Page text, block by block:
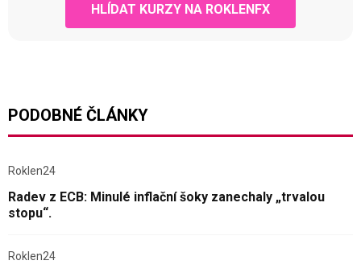
HLÍDAT KURZY NA ROKLENFX
PODOBNÉ ČLÁNKY
Roklen24
Radev z ECB: Minulé inflační šoky zanechaly „trvalou
stopu“.
Roklen24